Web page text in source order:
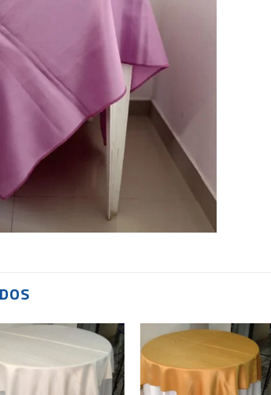
Add to
wishlist
Add to
wishlist